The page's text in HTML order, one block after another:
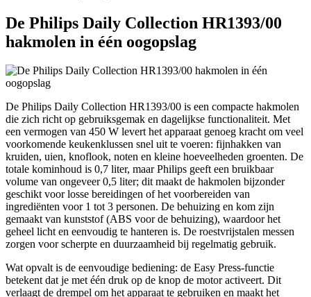
De Philips Daily Collection HR1393/00
hakmolen in één oogopslag
De Philips Daily Collection HR1393/00 is een compacte hakmolen
die zich richt op gebruiksgemak en dagelijkse functionaliteit. Met
een vermogen van 450 W levert het apparaat genoeg kracht om veel
voorkomende keukenklussen snel uit te voeren: fijnhakken van
kruiden, uien, knoflook, noten en kleine hoeveelheden groenten. De
totale kominhoud is 0,7 liter, maar Philips geeft een bruikbaar
volume van ongeveer 0,5 liter; dit maakt de hakmolen bijzonder
geschikt voor losse bereidingen of het voorbereiden van
ingrediënten voor 1 tot 3 personen. De behuizing en kom zijn
gemaakt van kunststof (ABS voor de behuizing), waardoor het
geheel licht en eenvoudig te hanteren is. De roestvrijstalen messen
zorgen voor scherpte en duurzaamheid bij regelmatig gebruik.
Wat opvalt is de eenvoudige bediening: de Easy Press-functie
betekent dat je met één druk op de knop de motor activeert. Dit
verlaagt de drempel om het apparaat te gebruiken en maakt het